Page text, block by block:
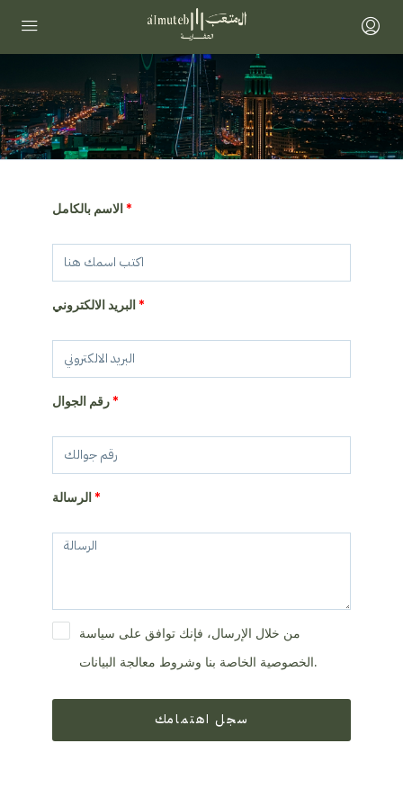
الاسم بالكامل
البريد الالكتروني
رقم الجوال
الرسالة
من خلال الإرسال، فإنك توافق على سياسة
الخصوصية الخاصة بنا وشروط معالجة البيانات.
سجل اهتمامك